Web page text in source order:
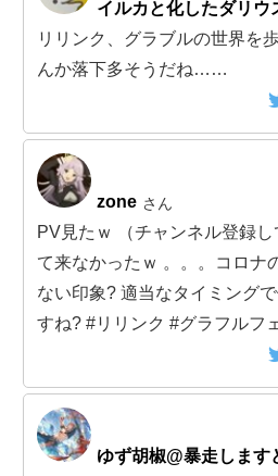
イルカと化したダリウ
リリンク、グラブルの世界
んか落下多そうだね……
zone さん
PV見たｗ （チャンネル登録
て来なかったｗ 。。。コロナ
ない印象? 適当なタイミング
すね? #リリンク #グラフルフ
ゆず胡椒@暴走します